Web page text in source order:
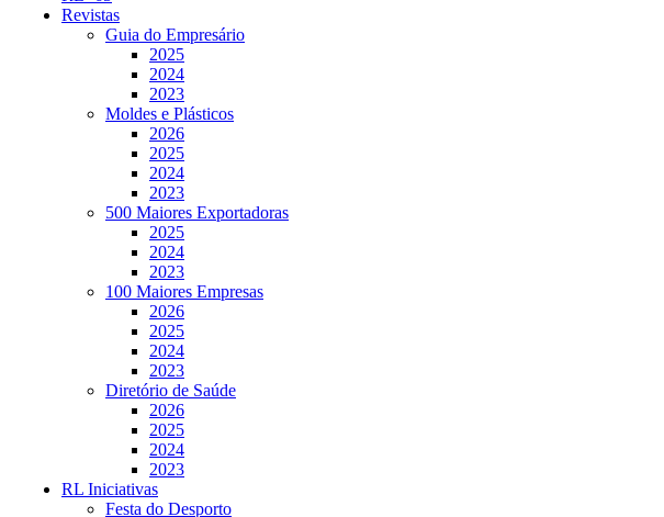
Revistas
Guia do Empresário
2025
2024
2023
Moldes e Plásticos
2026
2025
2024
2023
500 Maiores Exportadoras
2025
2024
2023
100 Maiores Empresas
2026
2025
2024
2023
Diretório de Saúde
2026
2025
2024
2023
RL Iniciativas
Festa do Desporto